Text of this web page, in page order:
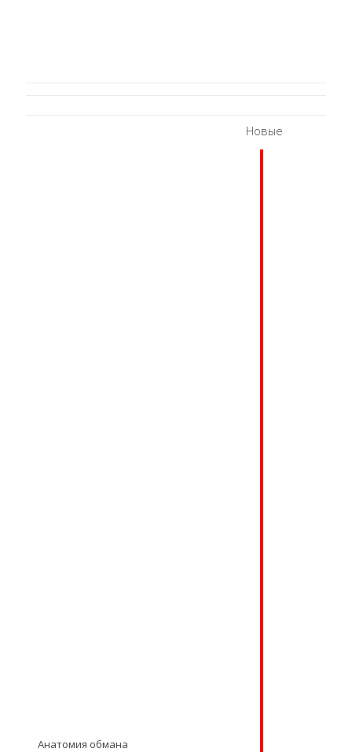
Новые
Анатомия обмана